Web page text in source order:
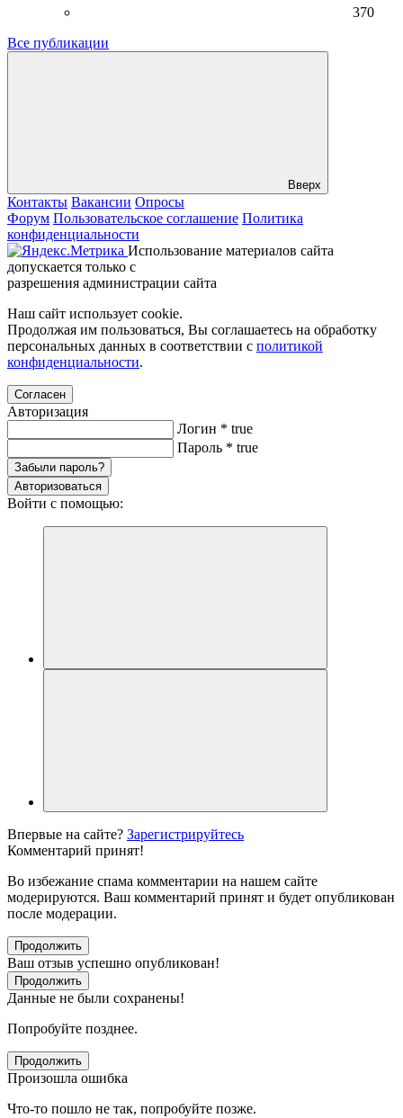
370
Все публикации
Вверх
Контакты Вакансии Опросы
Форум Пользовательское соглашение Политика
конфиденциальности
Использование материалов сайта
допускается только с
разрешения администрации сайта
Наш сайт использует cookie.
Продолжая им пользоваться, Вы соглашаетесь на обработку
персональных данных в соответствии с политикой
конфиденциальности.
Согласен
Авторизация
Логин * true
Пароль * true
Забыли пароль?
Авторизоваться
Войти с помощью:
Впервые на сайте? Зарегистрируйтесь
Комментарий принят!
Во избежание спама комментарии на нашем сайте
модерируются. Ваш комментарий принят и будет опубликован
после модерации.
Продолжить
Ваш отзыв успешно опубликован!
Продолжить
Данные не были сохранены!
Попробуйте позднее.
Продолжить
Произошла ошибка
Что-то пошло не так, попробуйте позже.